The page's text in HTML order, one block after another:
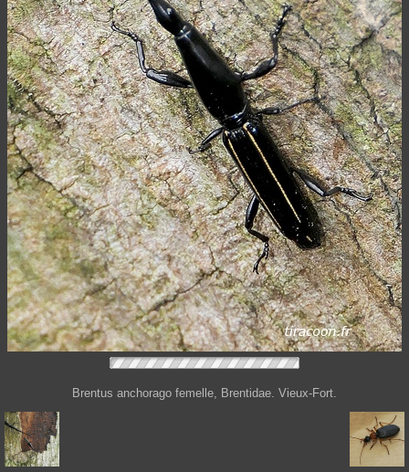
Brentus anchorago femelle, Brentidae. Vieux-Fort.